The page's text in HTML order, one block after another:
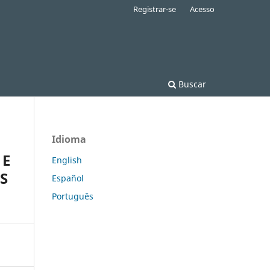
Buscar
Registrar-se Acesso
Idioma
English
Español
Português